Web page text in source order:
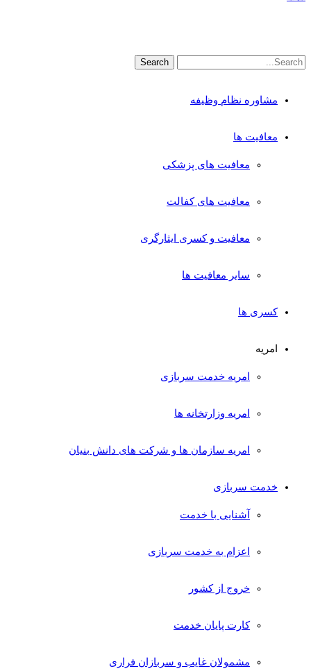
مشاوره نظام وظیفه
معافیت ها
معافیت های پزشکی
معافیت های کفالت
معافیت و کسری ایثارگری
سایر معافیت ها
کسری ها
امریه
امریه خدمت سربازی
امریه وزارتخانه ها
امریه سازمان ها و شرکت های دانش بنیان
خدمت سربازی
آشنایی با خدمت
اعزام به خدمت سربازی
خروج از کشور
کارت پایان خدمت
مشمولان غایب و سربازان فراری